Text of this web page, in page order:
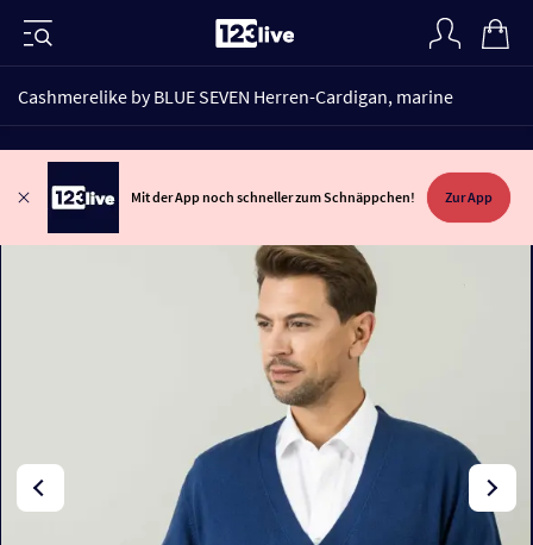
Cashmerelike by BLUE SEVEN Herren-Cardigan, marine
Mit der App noch schneller zum Schnäppchen! Zur App